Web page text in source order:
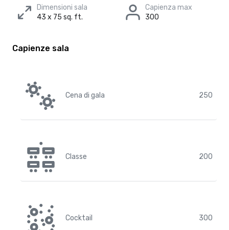
Dimensioni sala
43 x 75 sq. ft.
Capienza max
300
Capienze sala
Cena di gala 250
Classe 200
Cocktail 300